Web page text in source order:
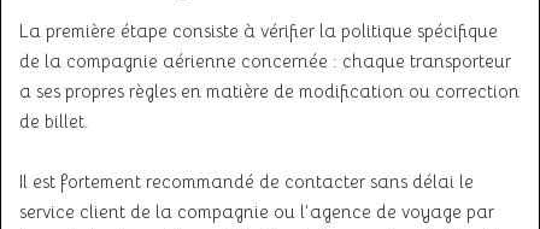
La première étape consiste à vérifier la politique spécifique
de la compagnie aérienne concernée : chaque transporteur
a ses propres règles en matière de modification ou correction
de billet.
Il est fortement recommandé de contacter sans délai le
service client de la compagnie ou l’agence de voyage par